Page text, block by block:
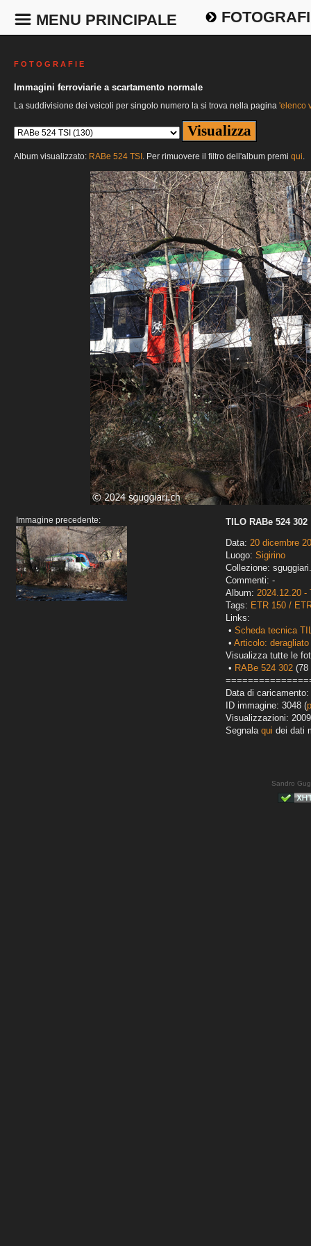
MENU PRINCIPALE
F O T O G R A F I E
Immagini ferroviarie a scartamento normale
La suddivisione dei veicoli per singolo numero la si trova nella pagina 'elenco
Album visualizzato: RABe 524 TSI . Per rimuovere il filtro dell'album premi qui.
Immagine precedente:
TILO RABe 524 302
Data: 20 dicembre
Luogo: Sigirino
Collezione:
Commenti: -
Album: 2024.12.20 -
Tags: ETR 150 /
Links:
• Scheda tecnica
• Articolo:
Visualizza tutte le
• RABe 524 302 (78
Data di
ID immagine: 3048 (
Visualizzazioni: 2009
Segnala qui dei dati
Sandro